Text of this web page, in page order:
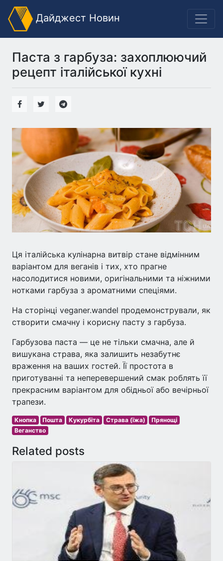
Дайджест Новин
Паста з гарбуза: захоплюючий
рецепт італійської кухні
Ця італійська кулінарна витвір стане відмінним
варіантом для веганів і тих, хто прагне
насолодитися новими, оригінальними та ніжними
нотками гарбуза з ароматними спеціями.
На сторінці veganer.wandel продемонстрували, як
створити смачну і корисну пасту з гарбуза.
Гарбузова паста — це не тільки смачна, але й
вишукана страва, яка залишить незабутнє
враження на ваших гостей. Її простота в
приготуванні та неперевершений смак роблять її
прекрасним варіантом для обідньої або вечірньої
трапези.
Кнопка Пошта Кукурбіта Страва (їжа)
Прянощі
Веганство
Related posts